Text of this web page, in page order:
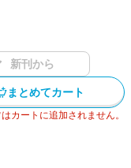
新刊から
まとめてカート
カートに追加されません。